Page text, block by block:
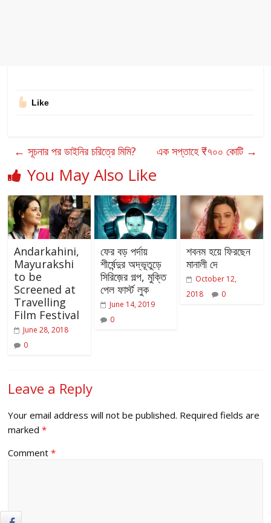
Like
← সূচনার পর ডাইনির চরিত্রে মিমি? এক সপ্তাহে ₹৭০০ কোটি →
You May Also Like
Andarkahini,
Mayurakshi
to be
Screened at
Travelling
Film Festival
June 28, 2018
0
ফের বড় পর্দায়
শীর্ষেন্দুর অদ্ভূতুড়ে
সিরিজ়ের গল্প, মুক্তি
পেল ফার্স্ট লুক
June 14, 2019
0
শবনম হয়ে ফিরছেন
মানালী দে
October 12,
2018
0
Leave a Reply
Your email address will not be published. Required fields are
marked*
Comment*